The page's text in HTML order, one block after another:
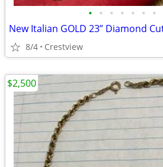
• • • • • • •
New Italian GOLD 23” Diamond
8/4 Crestview
$2,500